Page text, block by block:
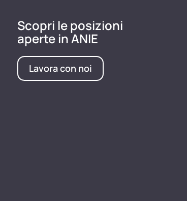
Scopri le posizioni
aperte in ANIE
Lavora con noi